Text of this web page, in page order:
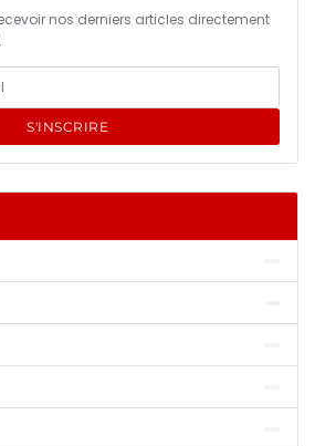
nos derniers articles directement
S'INSCRIRE